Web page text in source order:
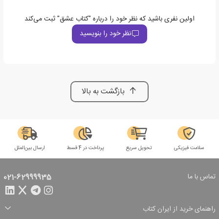
اولین نفری باشید که نظر خود را درباره "کتاب عشق" ثبت می‌کند
نظر خود را بنویسید
بازگشت به بالا
سلامت فیزیکی تحویل سریع پرداخت در 4 قسط ارسال بین‌الملل
تماس با ما 021-62999935
راهنمای خرید از ایران کتاب